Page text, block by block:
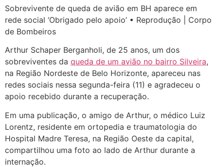
Sobrevivente de queda de avião em BH aparece em
rede social ‘Obrigado pelo apoio’ • Reprodução | Corpo
de Bombeiros
Arthur Schaper Berganholi, de 25 anos, um dos
sobreviventes da queda de um avião no bairro Silveira,
na Região Nordeste de Belo Horizonte, apareceu nas
redes sociais nessa segunda-feira (11) e agradeceu o
apoio recebido durante a recuperação.
Em uma publicação, o amigo de Arthur, o médico Luiz
Lorentz, residente em ortopedia e traumatologia do
Hospital Madre Teresa, na Região Oeste da capital,
compartilhou uma foto ao lado de Arthur durante a
internação.